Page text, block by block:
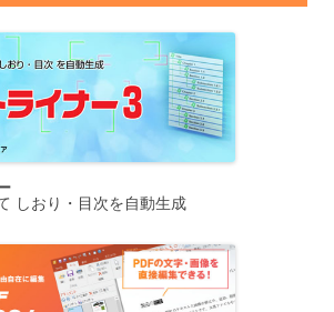
しおり・目次を自動生成